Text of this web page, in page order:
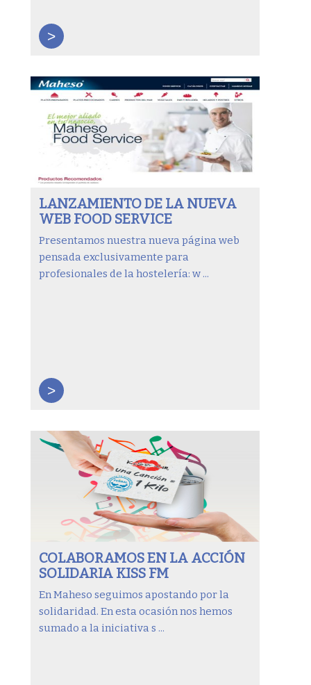
>
LANZAMIENTO DE LA NUEVA
WEB FOOD SERVICE
Presentamos nuestra nueva página web
pensada exclusivamente para
profesionales de la hostelería: w ...
>
COLABORAMOS EN LA ACCIÓN
SOLIDARIA KISS FM
En Maheso seguimos apostando por la
solidaridad. En esta ocasión nos hemos
sumado a la iniciativa s ...